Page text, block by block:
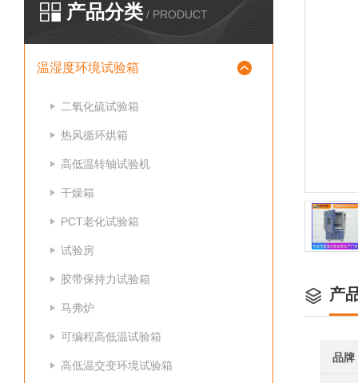
产品分类 / PRODUCT
温湿度环境试验箱
二氧化硫试验箱
热风循环烘箱
高低温转轴试验机
干燥箱
PCT老化试验箱
试验房
胶带保持力试验箱
马弗炉
可编程高低温试验箱
高低温交变环境试验箱
产
品牌